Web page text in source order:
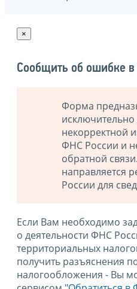
×
Сообщить об ошибке в
Форма
некорректной
ФНС России и
обратной
направляется
России для
Если Вам необходимо
о деятельности ФНС
территориальных
получить разъяснения
налогообложения - Вы